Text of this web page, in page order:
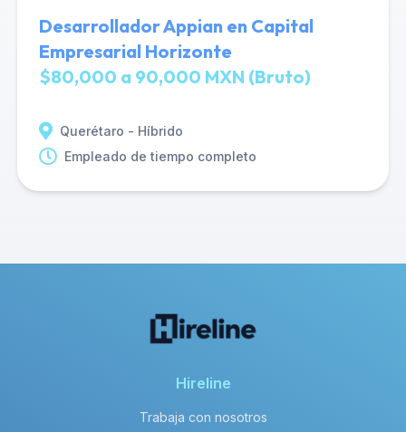
Desarrollador Appian en Capital
Empresarial Horizonte
$80,000 a 90,000 MXN (Bruto)
Querétaro - Híbrido
Empleado de tiempo completo
Hireline
Trabaja con nosotros